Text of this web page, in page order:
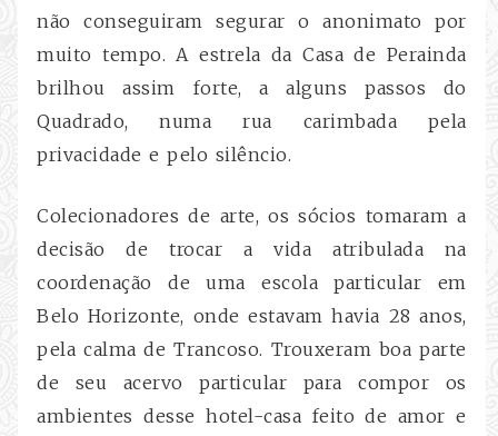
não conseguiram segurar o anonimato por
muito tempo. A estrela da Casa de Perainda
brilhou assim forte, a alguns passos do
Quadrado, numa rua carimbada pela
privacidade e pelo silêncio.
Colecionadores de arte, os sócios tomaram a
decisão de trocar a vida atribulada na
coordenação de uma escola particular em
Belo Horizonte, onde estavam havia 28 anos,
pela calma de Trancoso. Trouxeram boa parte
de seu acervo particular para compor os
ambientes desse hotel-casa feito de amor e